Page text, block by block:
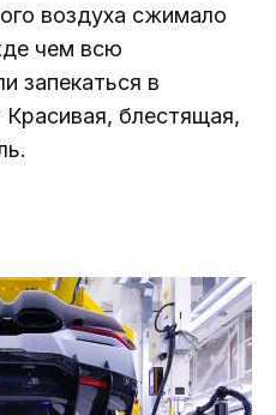
воздуха сжимало
чем всю
запекаться в
Красивая, блестящая,